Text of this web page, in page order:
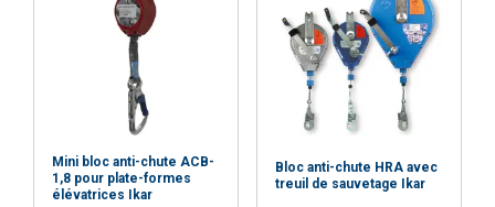
Mini bloc anti-chute ACB-
1,8 pour plate-formes
élévatrices Ikar
Bloc anti-chute HRA avec
treuil de sauvetage Ikar